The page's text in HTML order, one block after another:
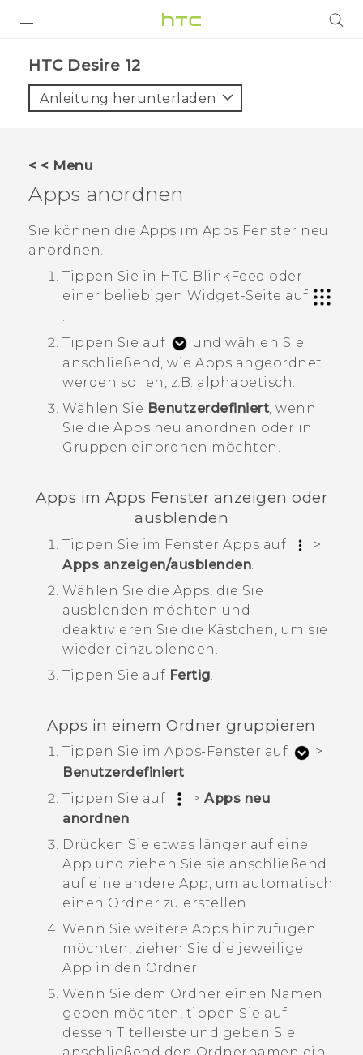
VIVE
UNTERSTÜTZUNG
HTC-Geräte und Zubehör
Anmelden
HTC Desire 12‎
Anleitung herunterladen
< < Menu
Apps anordnen
Sie können die Apps im Apps Fenster neu
anordnen.
Tippen Sie in HTC BlinkFeed oder
einer beliebigen Widget-Seite auf
Tippen Sie auf
und wählen Sie
anschließend, wie Apps angeordnet
werden sollen, z.B. alphabetisch.
Wählen Sie Benutzerdefiniert, wenn
Sie die Apps neu anordnen oder in
Gruppen einordnen möchten.
Apps im Apps Fenster anzeigen oder
ausblenden
Tippen Sie im Fenster Apps auf
>
Apps anzeigen/ausblenden.
Wählen Sie die Apps, die Sie
ausblenden möchten und
deaktivieren Sie die Kästchen, um sie
wieder einzublenden.
Tippen Sie auf Fertig.
Apps in einem Ordner gruppieren
Tippen Sie im Apps-Fenster auf
>
Benutzerdefiniert
Tippen Sie auf
> Apps neu
anordnen
Drücken Sie etwas länger auf eine
App und ziehen Sie sie anschließend
auf eine andere App, um automatisch
einen Ordner zu erstellen.
Wenn Sie weitere Apps hinzufügen
möchten, ziehen Sie die jeweilige
App in den Ordner.
Wenn Sie dem Ordner einen Namen
geben möchten, tippen Sie auf
dessen Titelleiste und geben Sie